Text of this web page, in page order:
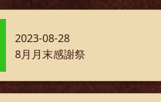
2023-08-28
8月月末感謝祭